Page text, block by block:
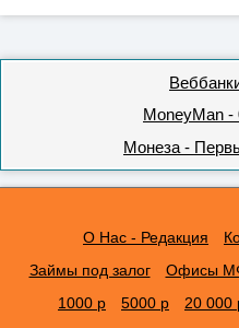
MoneyMan -
Монеза -
О Нас - Редакция
Займы под залог
Офисы
1000 р
5000 р 20 000